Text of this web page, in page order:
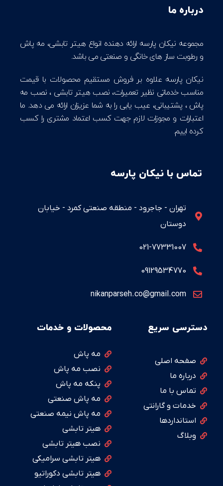
درباره ما
مجموعه نیکان پارسه ارائه دهنده انواع هیتر تابشی، مه پاش
و رطوبت ساز های خانگی و صنعتی می باشد.
نیکان پارسه علاوه بر فروش مستقیم محصولات با قیمت
مناسب خدماتی نظیر تعمیرات، نصب هیتر تابشی ، نصب مه
پاش ، پشتیبانی، عیب یابی را به شما عزیزان ارائه می دهد. ما
اعتبارات و مجوزات لازم جهت کسب اعتماد مشتری را کسب
کرده اییم.
تماس با نیکان پارسه
تهران - جاجرود - منطقه صنعتی کمرد - خیابان
دوستان
021-77331007
09129534770
nikanparseh.co@gmail.com
دسترسی سریع
صفحه اصلی
درباره ما
تماس با ما
خدمات و گارانتی
استانداردها
وبلاگ
محصولات و خدمات
مه پاش
نصب مه پاش
پنکه مه پاش
مه پاش صنعتی
مه پاش نیمه صنعتی
هیتر تابشی
نصب هیتر تابشی
هیتر تابشی سرامیکی
هیتر تابشی دکوراتیو